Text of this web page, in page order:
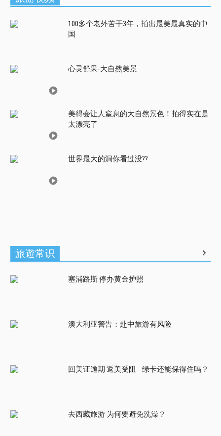
100多个老外苦干3年，拍出最美最真实的中
国
心灵舒果-大自然美景
美得会让人窒息的大自然景色！拍得实在是
太漂亮了
世界最大的洞你看过没??
旅遊常识
塞浦路斯 停办黄金护照
澳大利亚警告：赴中旅游有风险
回美证逾期 返美受阻 绿卡还能保得住吗？
去西藏旅游 为何要避免洗澡？